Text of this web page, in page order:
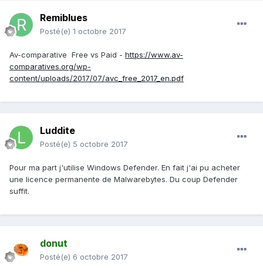
Remiblues
Posté(e) 1 octobre 2017
Av-comparative Free vs Paid - https://www.av-
comparatives.org/wp-
content/uploads/2017/07/avc_free_2017_en.pdf
Luddite
Posté(e) 5 octobre 2017
Pour ma part j'utilise Windows Defender. En fait j'ai pu acheter
une licence permanente de Malwarebytes. Du coup Defender
suffit.
donut
Posté(e) 6 octobre 2017